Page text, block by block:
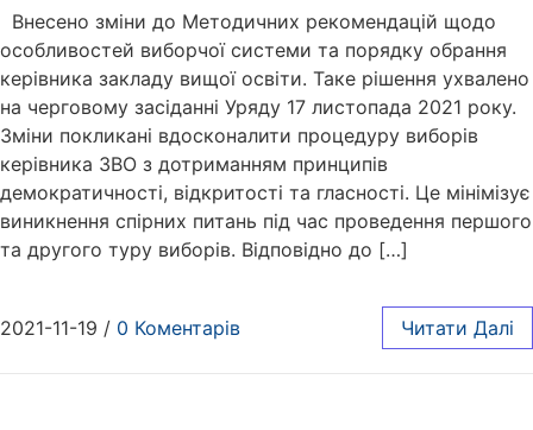
Внесено зміни до Методичних рекомендацій щодо
особливостей виборчої системи та порядку обрання
керівника закладу вищої освіти. Таке рішення ухвалено
на черговому засіданні Уряду 17 листопада 2021 року.
Зміни покликані вдосконалити процедуру виборів
керівника ЗВО з дотриманням принципів
демократичності, відкритості та гласності. Це мінімізує
виникнення спірних питань під час проведення першого
та другого туру виборів. Відповідно до […]
2021-11-19 / 0 Коментарів Читати Далі